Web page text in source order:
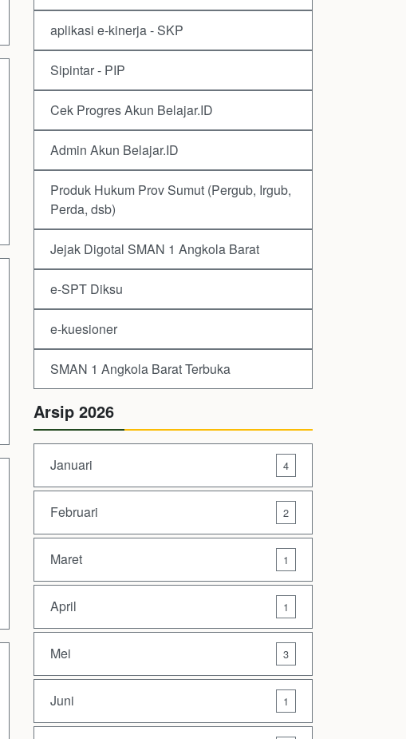
aplikasi e-kinerja - SKP
Sipintar - PIP
Cek Progres Akun Belajar.ID
Admin Akun Belajar.ID
Produk Hukum Prov Sumut (Pergub, Irgub,
Perda, dsb)
Jejak Digotal SMAN 1 Angkola Barat
e-SPT Diksu
e-kuesioner
SMAN 1 Angkola Barat Terbuka
Arsip 2026
Januari 4
Februari 2
Maret 1
April 1
Mei 3
Juni 1